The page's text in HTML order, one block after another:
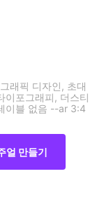
래픽 디자인, 초대
이포그래피, 더스티
이블 없음 --ar 3:4
얼 만들기